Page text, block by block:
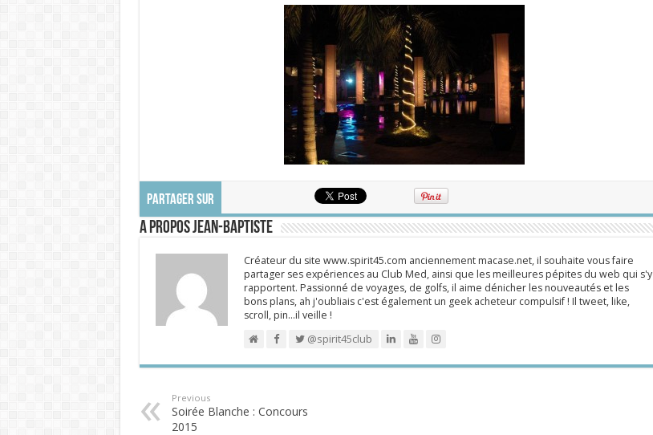
PARTAGER SUR
A propos Jean-Baptiste
Créateur du site www.spirit45.com anciennement macase.net, il souhaite vous faire
partager ses expériences au Club Med, ainsi que les meilleures pépites du web qui s'y
rapportent. Passionné de voyages, de golfs, il aime dénicher les nouveautés et les
bons plans, ah j'oubliais c'est également un geek acheteur compulsif ! Il tweet, like,
scroll, pin…il veille !
@spirit45club
Previous
Soirée Blanche : Concours
2015